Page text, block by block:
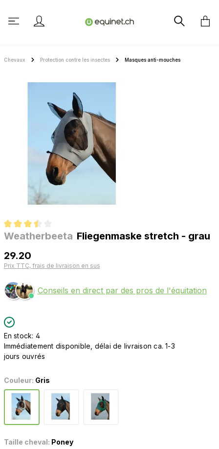
Chevaux Protection contre les insectes Masques anti-mouches
Note moyenne de 3.6 sur 5 étoiles
Weatherbeeta Fliegenmaske stretch - grau
29.20
Prix TTC, frais de livraison en sus
Conseils en direct par des pros de l'équitation
En stock: 4
Immédiatement disponible, délai de livraison ca. 1-3
jours ouvrés
Couleur: Gris
Taille cheval: Poney